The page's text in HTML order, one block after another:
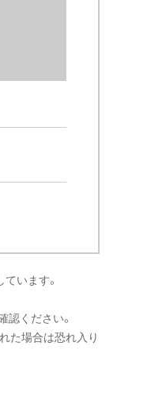
います。
認ください。
た場合は恐れ入り